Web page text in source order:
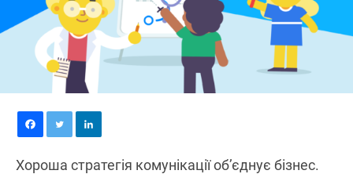
Хороша стратегія комунікації об’єднує бізнес.